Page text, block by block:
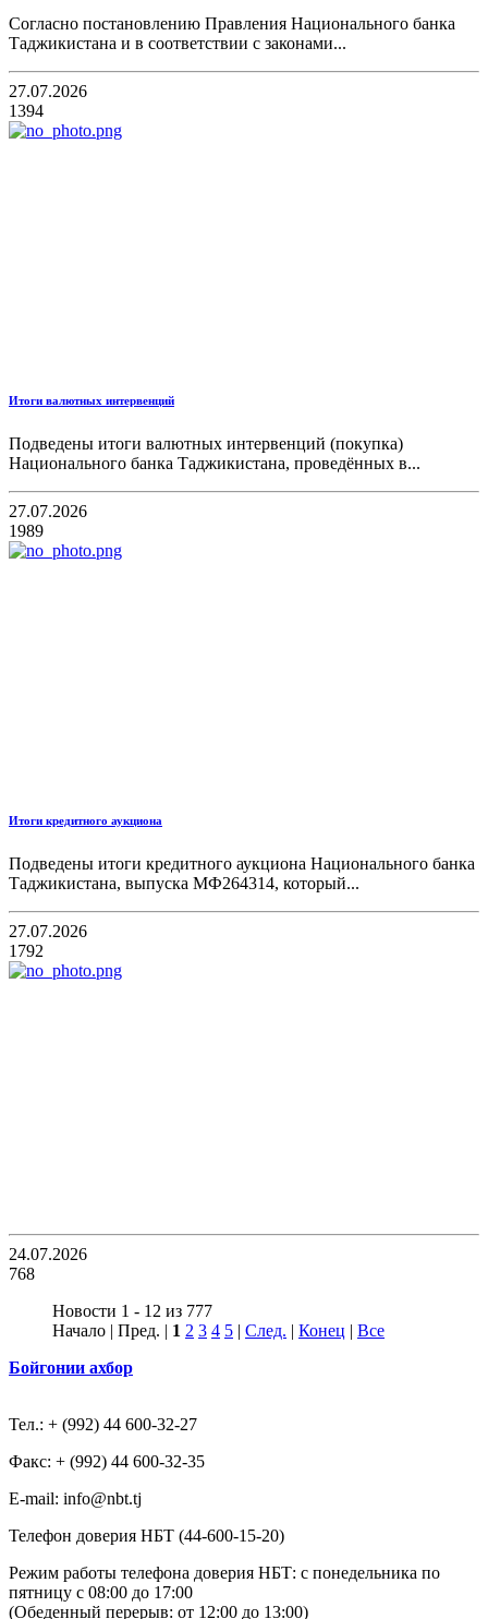
Согласно постановлению Правления Национального банка
Таджикистана и в соответствии с законами...
27.07.2026
1394
Итоги валютных интервенций
Подведены итоги валютных интервенций (покупка)
Национального банка Таджикистана, проведённых в...
27.07.2026
1989
Итоги кредитного аукциона
Подведены итоги кредитного аукциона Национального банка
Таджикистана, выпуска МФ264314, который...
27.07.2026
1792
24.07.2026
768
Новости 1 - 12 из 777
Начало | Пред. | 1 2 3 4 5 | След. | Конец | Все
Бойгонии ахбор
Тел.: + (992) 44 600-32-27
Факс: + (992) 44 600-32-35
Е-mail: info@nbt.tj
Телефон доверия НБТ (44-600-15-20)
Режим работы телефона доверия НБТ: с понедельника по
пятницу с 08:00 до 17:00
(Обеденный перерыв: от 12:00 до 13:00)